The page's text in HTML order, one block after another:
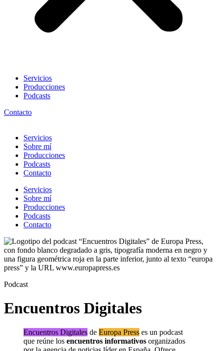
Servicios
Producciones
Podcasts
Contacto
Servicios
Sobre mí
Producciones
Podcasts
Contacto
Servicios
Sobre mí
Producciones
Podcasts
Contacto
Podcast
Encuentros Digitales
Encuentros Digitales de Europa Press es un podcast
que reúne los encuentros informativos organizados